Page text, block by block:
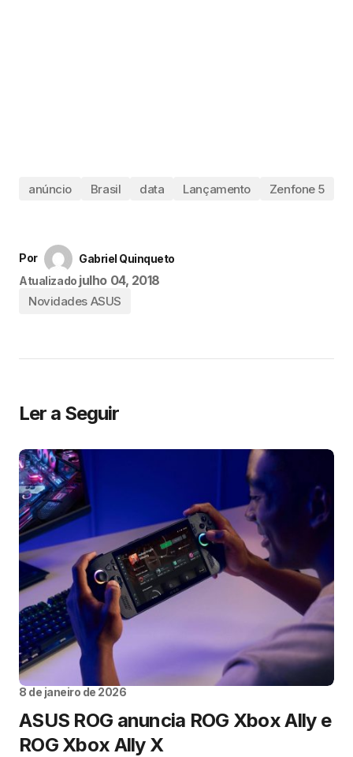
anúncio Brasil data Lançamento Zenfone 5
Por
Gabriel Quinqueto
Atualizado julho 04, 2018
Novidades ASUS
Ler a Seguir
8 de janeiro de 2026
ASUS ROG anuncia ROG Xbox Ally e
ROG Xbox Ally X